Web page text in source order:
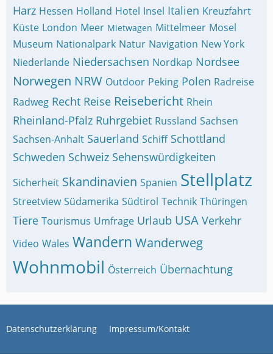
Harz Hessen Holland Hotel Insel Italien Kreuzfahrt
Küste London Meer Mietwagen Mittelmeer Mosel
Museum Nationalpark Natur Navigation New York
Niederlande Niedersachsen Nordkap Nordsee
Norwegen NRW Outdoor Peking Polen Radreise
Radweg Recht Reise Reisebericht Rhein
Rheinland-Pfalz Ruhrgebiet Russland Sachsen
Sachsen-Anhalt Sauerland Schiff Schottland
Schweden Schweiz Sehenswürdigkeiten
Sicherheit Skandinavien Spanien Stellplatz
Streetview Südamerika Südtirol Technik Thüringen
Tiere Tourismus Umfrage Urlaub USA Verkehr
Video Wales Wandern Wanderweg
Wohnmobil Österreich Übernachtung
Datenschutzerklärung Impressum/Kontakt